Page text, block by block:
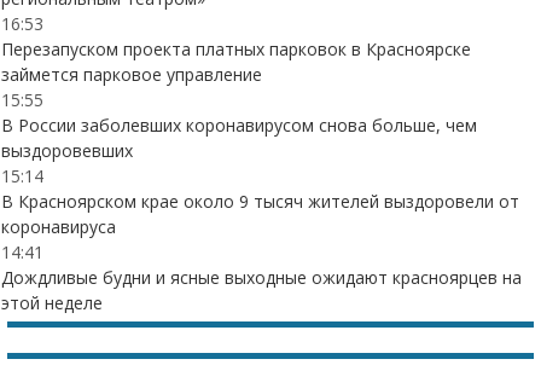
16:53
Перезапуском проекта платных парковок в Красноярске
займется парковое управление
15:55
В России заболевших коронавирусом снова больше, чем
выздоровевших
15:14
В Красноярском крае около 9 тысяч жителей выздоровели от
коронавируса
14:41
Дождливые будни и ясные выходные ожидают красноярцев на
этой неделе